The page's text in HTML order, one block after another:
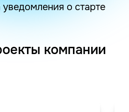
о старте
компании